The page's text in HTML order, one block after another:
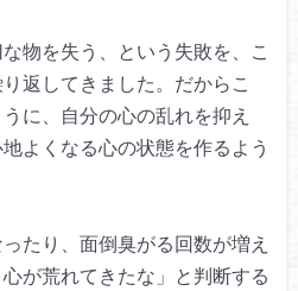
物を失う、
という失敗を、こ
返してきました。 だからこ
に、
自分の心の乱れを抑え
よくなる心の状態を作るよう
たり、 面倒臭がる回数が増え
心が荒れてきたな」 と判断する